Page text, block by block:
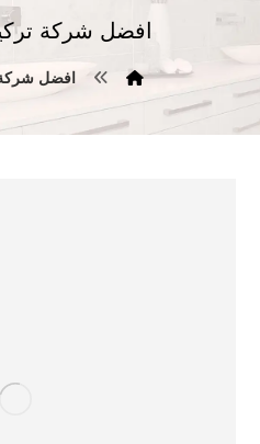
افضل شركة
افضل